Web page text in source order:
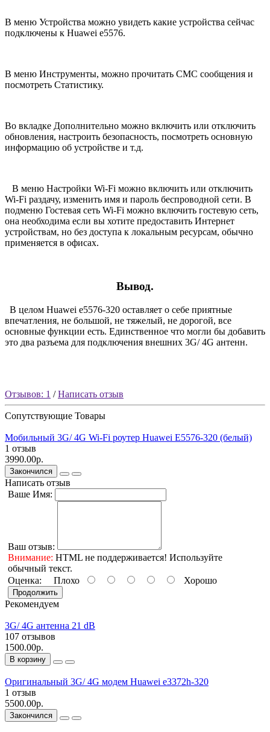
В меню Устройства можно увидеть какие устройства сейчас
подключены к Huawei e5576.
В меню Инструменты, можно прочитать СМС сообщения и
посмотреть Статистику.
Во вкладке Дополнительно можно включить или отключить
обновления, настроить безопасность, посмотреть основную
информацию об устройстве и т.д.
В меню Настройки Wi-Fi можно включить или отключить
Wi-Fi раздачу, изменить имя и пароль беспроводной сети. В
подменю Гостевая сеть Wi-Fi можно включить гостевую сеть,
она необходима если вы хотите предоставить Интернет
устройствам, но без доступа к локальным ресурсам, обычно
применяется в офисах.
Вывод.
В целом Huawei e5576-320 оставляет о себе приятные
впечатления, не большой, не тяжелый, не дорогой, все
основные функции есть. Единственное что могли бы добавить
это два разъема для подключения внешних 3G/ 4G антенн.
Отзывов: 1 /Написать отзыв
Сопутствующие Товары
Мобильный 3G/ 4G Wi-Fi роутер Huawei E5576-320 (белый)
1 отзыв
3990.00р.
Закончился
Написать отзыв
Ваше Имя:
Ваш отзыв:
Внимание: HTML не поддерживается! Используйте
обычный текст.
Оценка: Плохо Хорошо
Продолжить
Рекомендуем
3G/ 4G антенна 21 dB
107 отзывов
1500.00р.
В корзину
Оригинальный 3G/ 4G модем Huawei e3372h-320
1 отзыв
5500.00р.
Закончился